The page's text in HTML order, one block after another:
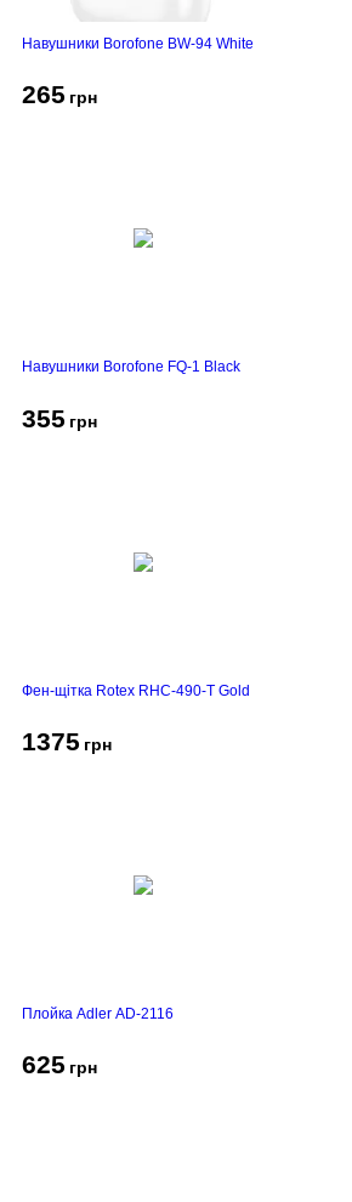
Навушники Borofone BW-94 White
265 грн
Навушники Borofone FQ-1 Black
355 грн
Фен-щітка Rotex RHC-490-T Gold
1375 грн
Плойка Adler AD-2116
625 грн